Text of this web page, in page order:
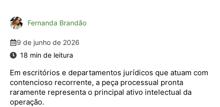
Fernanda Brandão
9 de junho de 2026
Em escritórios e departamentos jurídicos que atuam com
contencioso recorrente, a peça processual pronta
raramente representa o principal ativo intelectual da
operação.